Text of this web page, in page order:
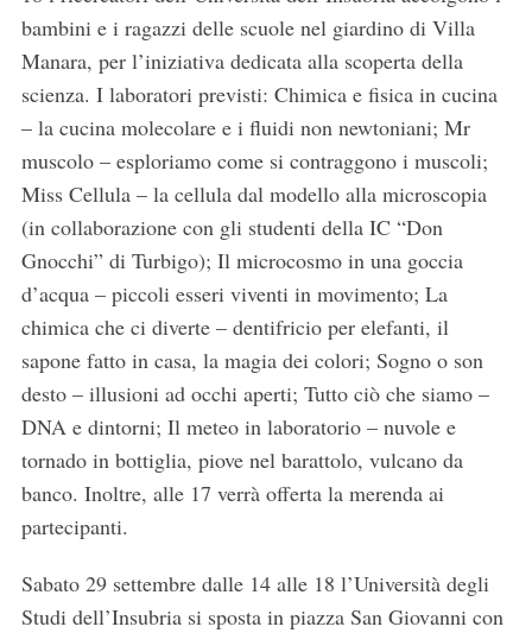
bambini e i ragazzi delle scuole nel giardino di Villa
Manara, per l’iniziativa dedicata alla scoperta della
scienza. I laboratori previsti: Chimica e fisica in cucina
– la cucina molecolare e i fluidi non newtoniani; Mr
muscolo – esploriamo come si contraggono i muscoli;
Miss Cellula – la cellula dal modello alla microscopia
(in collaborazione con gli studenti della IC “Don
Gnocchi” di Turbigo); Il microcosmo in una goccia
d’acqua – piccoli esseri viventi in movimento; La
chimica che ci diverte – dentifricio per elefanti, il
sapone fatto in casa, la magia dei colori; Sogno o son
desto – illusioni ad occhi aperti; Tutto ciò che siamo –
DNA e dintorni; Il meteo in laboratorio – nuvole e
tornado in bottiglia, piove nel barattolo, vulcano da
banco. Inoltre, alle 17 verrà offerta la merenda ai
partecipanti.
Sabato 29 settembre dalle 14 alle 18 l’Università degli
Studi dell’Insubria si sposta in piazza San Giovanni con